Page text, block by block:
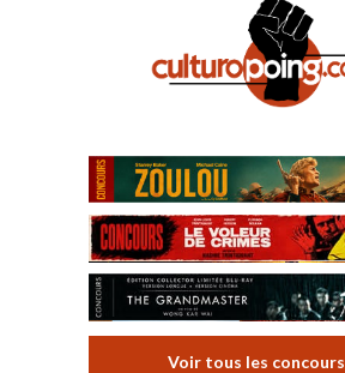
Voir tous les concours